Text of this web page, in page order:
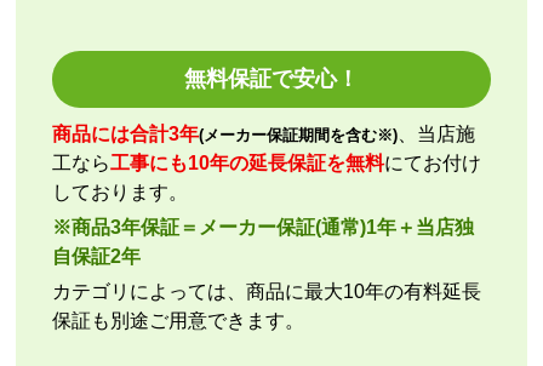
2026年7月26日 12:54
欲しい商品をスムーズに注文できましたか？
はい
ショップからの連絡や対応は適切でしたか？
はい
予定の期日までに商品が届きましたか？
はい
商品の梱包は必要十分なものでしたか？
はい
無料保証で安心！
商品には合計3年(メーカー保証期間を含む※) 、当店施
工なら工事にも10年の延長保証を無料にてお付け
しております。
※商品3年保証＝メーカー保証(通常)1年＋当店独
自保証2年
カテゴリによっては、商品に最大10年の有料延長
保証も別途ご用意できます。